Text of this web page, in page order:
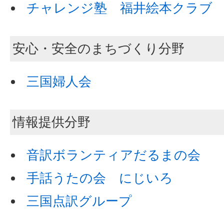
チャレンジ塾 福井絵本クラブ
安心・安全のまちづくり分野
三国婦人会
情報提供分野
音訳ボランティアだるまの会
手話うたの会 にじいろ
三国点訳グループ